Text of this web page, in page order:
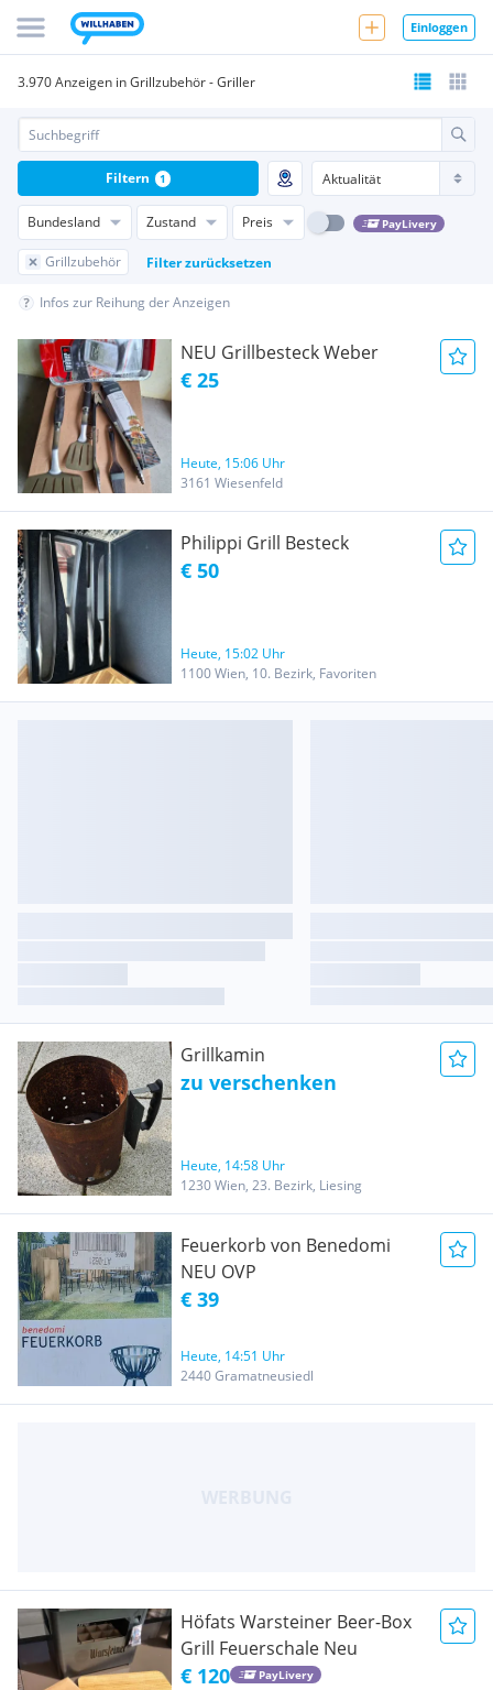
Einloggen
3.970 Anzeigen in Grillzubehör - Griller
Bundesland Zustand Preis PayLivery
Grillzubehör Filter zurücksetzen
Filtern 1
Infos zur Reihung der Anzeigen
NEU Grillbesteck Weber
€ 25
Heute, 15:06 Uhr
3161 Wiesenfeld
Philippi Grill Besteck
€ 50
Heute, 15:02 Uhr
1100 Wien, 10. Bezirk, Favoriten
Grillkamin
zu verschenken
Heute, 14:58 Uhr
1230 Wien, 23. Bezirk, Liesing
Feuerkorb von Benedomi
NEU OVP
€ 39
Heute, 14:51 Uhr
2440 Gramatneusiedl
Höfats Warsteiner Beer-Box
Grill Feuerschale Neu
€ 120 PayLivery